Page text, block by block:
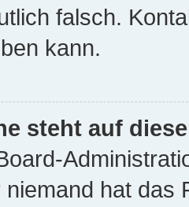
falsch.
kann.
steht auf
niemand hat das